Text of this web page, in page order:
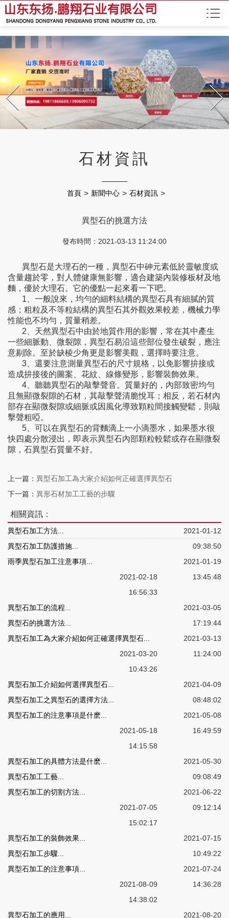
Prev Next
石材資訊
首頁 > 新聞中心 > 石材資訊 >
異型石的挑選方法
發布時間：2021-03-13 11:24:00
異型石是大理石的一種，異型石中砷元素低於靈敏度或
含量趨於零，對人體健康無影響，適合建築內裝修板材及地
麵，優於大理石。它的優點一起來看一下吧。
1、一般說來，均勻的細料結構的異型石具有細膩的質
感；粗粒及不等粒結構的異型石其外觀效果較差，機械力學
性能也不均勻，質量稍差。
2、天然異型石中由於地質作用的影響，常在其中產生
一些細脈動、微裂隙，異型石易沿這些部位發生破裂，應注
意剔除。至於缺棱少角更是影響美觀，選擇時要注意。
3、還要注意測量異型石的尺寸規格，以免影響拚接或
造成拚接後的圖案、花紋、線條變形，影響裝飾效果。
4、聽聽異型石的敲擊聲音。質量好的，內部致密均勻
且無顯微裂隙的石材，其敲擊聲清脆悅耳；相反，若石材內
部存在顯微裂隙或細脈或因風化導致顆粒間接觸變鬆，則敲
擊聲粗啞。
5、可以在異型石的背麵滴上一小滴墨水，如果墨水很
快四處分散浸出，即表示異型石內部顆粒較鬆或存在顯微裂
隙，石異型石質量不好。
上一篇： 異型石加工為大家介紹如何正確選擇異型石
下一篇： 異形石材加工工藝的步驟
相關資訊：
異型石加工方法...
2021-01-12
09:38:50
異型石加工防護措施...
2021-01-19
13:45:48
雨季異型石加工注意事項...
2021-02-18
16:56:33
異型石加工的流程...
2021-03-05
17:19:44
異型石的挑選方法...
2021-03-13
11:24:00
異型石加工為大家介紹如何正確選擇異型石...
2021-03-20
10:43:26
異型石加工介紹如何選擇異型石...
2021-04-09
08:48:02
異型石加工之異型石的選擇方法...
2021-05-08
16:49:59
異型石加工的注意事項是什麽...
2021-05-18
14:15:58
異型石加工的具體方法是什麽...
2021-05-30
09:08:49
異型石加工工藝...
2021-06-22
09:12:14
異型石加工的切割方法...
2021-07-05
15:02:17
異型石加工的裝飾效果...
2021-07-15
10:49:22
異型石加工步驟...
2021-07-24
14:36:28
異型石加工的注意事項...
2021-08-09
14:38:02
異型石加工的應用...
2021-08-20